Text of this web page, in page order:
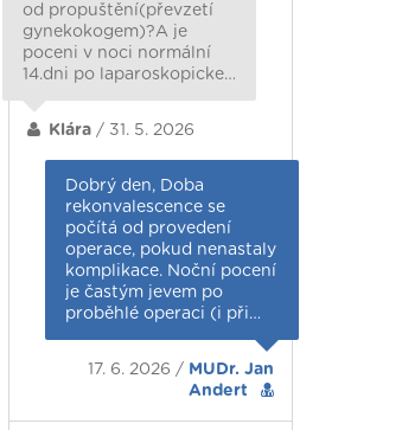
od propuštění(převzetí
gynekokogem)?A je
poceni v noci normální
14.dni po laparoskopicke…
Klára / 31. 5. 2026
Dobrý den, Doba
rekonvalescence se
počítá od provedení
operace, pokud nenastaly
komplikace. Noční pocení
je častým jevem po
proběhlé operaci (i při…
17. 6. 2026 / MUDr. Jan
Andert